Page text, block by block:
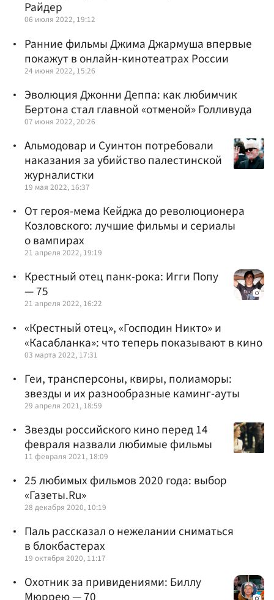
Райдер
06 июля 2022, 19:12
Ранние фильмы Джима Джармуша впервые
покажут в онлайн-кинотеатрах России
24 июня 2022, 15:26
Эволюция Джонни Деппа: как любимчик
Бертона стал главной «отменой» Голливуда
07 июня 2022, 20:26
Альмодовар и Суинтон потребовали
наказания за убийство палестинской
журналистки
19 мая 2022, 16:37
От героя-мема Кейджа до революционера
Козловского: лучшие фильмы и сериалы
о вампирах
21 апреля 2022, 19:19
Крестный отец панк-рока: Игги Попу
— 75
21 апреля 2022, 16:22
«Крестный отец», «Господин Никто» и
«Касабланка»: что теперь показывают в кино
03 марта 2022, 17:31
Геи, трансперсоны, квиры, полиаморы:
звезды и их разнообразные каминг-ауты
29 апреля 2021, 18:59
Звезды российского кино перед 14
февраля назвали любимые фильмы
11 февраля 2021, 18:09
25 любимых фильмов 2020 года: выбор
«Газеты.Ru»
28 декабря 2020, 10:19
Паль рассказал о нежелании сниматься
в блокбастерах
19 октября 2020, 11:17
Охотник за привидениями: Биллу